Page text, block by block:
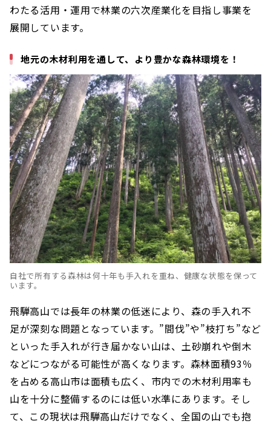
わたる活用・運用で林業の六次産業化を目指し事業を
展開しています。
地元の木材利用を通して、より豊かな森林環境を！
自社で所有する森林は何十年も手入れを重ね、健康な状態を保って
います。
飛騨高山では長年の林業の低迷により、森の手入れ不
足が深刻な問題となっています。”間伐”や”枝打ち”など
といった手入れが行き届かない山は、土砂崩れや倒木
などにつながる可能性が高くなります。森林面積93％
を占める高山市は面積も広く、市内での木材利用率も
山を十分に整備するのには低い水準にあります。そし
て、この現状は飛騨高山だけでなく、全国の山でも抱